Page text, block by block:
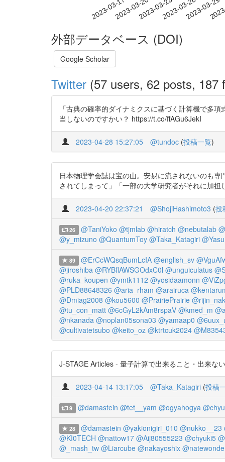
2023-03-172023-03-202023-03-232023-03-262023-03-29
外部データベース (DOI)
Google Scholar
Twitter (57 users, 62 posts, 187
「古典の確率的ダイナミクスに基づく計算機で多
当しないのですかい？ https://t.co/ffAGu6JekI
2023-04-28 15:27:05 @tundoc (投稿一覧)
日本物理学会誌は宝の山。安易に流されないのも
されてしまって」「一部の大学研究者がそれに加
2023-04-20 22:37:21 @ShojiHashimoto3 (投
26 @TaniYoko @tjmlab @hiratch @nebutalab
@y_mizuno @QuantumToy @Taka_Katagiri
89 @ErCcWQsqBumLcIA @english_sv
@jiroshiba @RYBflAWSGOdxC0l @unguiculatus
@ruka_koupen @ymtk1112 @yosidaamonn
@PLD88648326 @aria_rham @arairuca
@Dmiag2008 @kou5600 @PrairiePrairie
@tu_con_matt @6cGyL2kAm8rspaV @kmed_m
@nkanada @noplan05sona03 @yamaap0
@cultivatetsubo @keito_oz @ktrtcuk2024
J-STAGE Articles - 量子計算で出来ること・出来な
2023-04-14 13:17:05 @Taka_Katagiri (投稿
9 @damastein @tet__yam @ogyahogya
28 @damastein @yakionigiri_010 @nukko__23
@KI0TECH @nattow17 @Aij80555223 @chyuki5
@_mash_tw @Liarcube @nakayoshix